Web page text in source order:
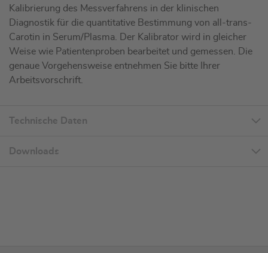
Kalibrierung des Messverfahrens in der klinischen
Diagnostik für die quantitative Bestimmung von all-trans-
Carotin in Serum/Plasma. Der Kalibrator wird in gleicher
Weise wie Patientenproben bearbeitet und gemessen. Die
genaue Vorgehensweise entnehmen Sie bitte Ihrer
Arbeitsvorschrift.
Technische Daten
Downloads